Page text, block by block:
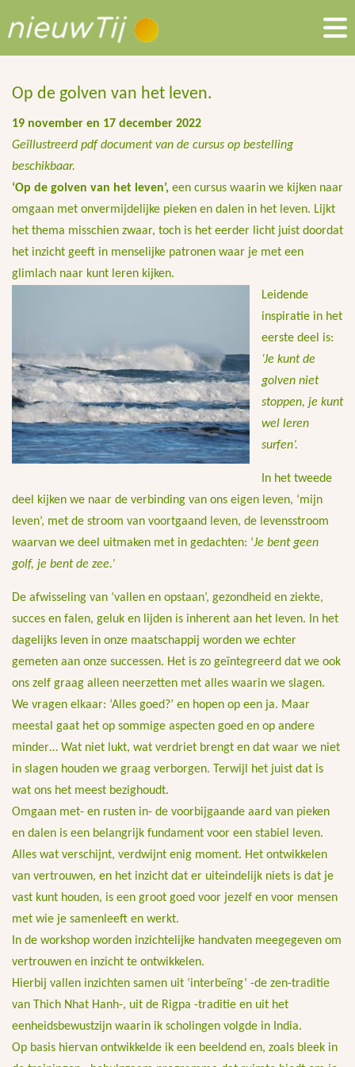
Op de golven van het leven.
19 november en 17 december 2022
Geïllustreerd pdf document van de cursus op bestelling
beschikbaar.
‘Op de golven van het leven’, een cursus waarin we kijken naar
omgaan met onvermijdelijke pieken en dalen in het leven. Lijkt
het thema misschien zwaar, toch is het eerder licht juist doordat
het inzicht geeft in menselijke patronen waar je met een
glimlach naar kunt leren kijken.
Leidende
inspiratie in het
eerste deel is:
‘Je kunt de
golven niet
stoppen, je kunt
wel leren
surfen’.
In het tweede
deel kijken we naar de verbinding van ons eigen leven, ‘mijn
leven’, met de stroom van voortgaand leven, de levensstroom
waarvan we deel uitmaken met in gedachten: ‘Je bent geen
golf, je bent de zee.’
De afwisseling van ‘vallen en opstaan’, gezondheid en ziekte,
succes en falen, geluk en lijden is inherent aan het leven. In het
dagelijks leven in onze maatschappij worden we echter
gemeten aan onze successen. Het is zo geïntegreerd dat we ook
ons zelf graag alleen neerzetten met alles waarin we slagen.
We vragen elkaar: ‘Alles goed?’ en hopen op een ja. Maar
meestal gaat het op sommige aspecten goed en op andere
minder… Wat niet lukt, wat verdriet brengt en dat waar we niet
in slagen houden we graag verborgen. Terwijl het juist dat is
wat ons het meest bezighoudt.
Omgaan met- en rusten in- de voorbijgaande aard van pieken
en dalen is een belangrijk fundament voor een stabiel leven.
Alles wat verschijnt, verdwijnt enig moment. Het ontwikkelen
van vertrouwen, en het inzicht dat er uiteindelijk niets is dat je
vast kunt houden, is een groot goed voor jezelf en voor mensen
met wie je samenleeft en werkt.
In de workshop worden inzichtelijke handvaten meegegeven om
vertrouwen en inzicht te ontwikkelen.
Hierbij vallen inzichten samen uit ‘interbeïng’ -de zen-traditie
van Thich Nhat Hanh-, uit de Rigpa -traditie en uit het
eenheidsbewustzijn waarin ik scholingen volgde in India.
Op basis hiervan ontwikkelde ik een beeldend en, zoals bleek in